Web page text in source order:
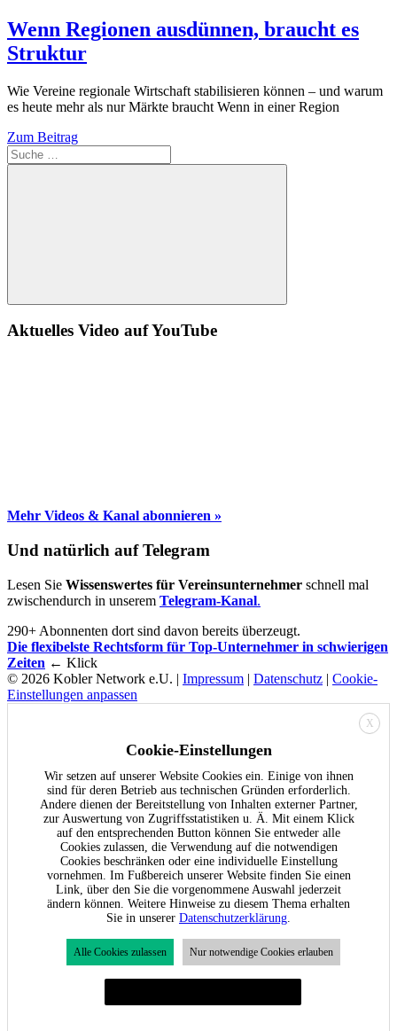
Wenn Regionen ausdünnen, braucht es
Struktur
Wie Vereine regionale Wirtschaft stabilisieren können – und warum
es heute mehr als nur Märkte braucht Wenn in einer Region
Zum Beitrag
Suche
Aktuelles Video auf YouTube
Mehr Videos & Kanal abonnieren »
Und natürlich auf Telegram
Lesen Sie Wissenswertes für Vereinsunternehmer schnell mal
zwischendurch in unserem Telegram-Kanal.
290+ Abonnenten dort sind davon bereits überzeugt.
Die flexibelste Rechtsform für Top-Unternehmer in schwierigen
Zeiten ← Klick
© 2026 Kobler Network e.U. | Impressum | Datenschutz | Cookie-
Einstellungen anpassen
X
Cookie-Einstellungen
Wir setzen auf unserer Website Cookies ein. Einige von ihnen
sind für deren Betrieb aus technischen Gründen erforderlich.
Andere dienen der Bereitstellung von Inhalten externer Partner,
zur Auswertung von Zugriffsstatistiken u. Ä. Mit einem Klick
auf den entsprechenden Button können Sie entweder alle
Cookies zulassen, die Verwendung auf die notwendigen
Cookies beschränken oder eine individuelle Einstellung
vornehmen. Im Fußbereich unserer Website finden Sie einen
Link, über den Sie die vorgenommene Auswahl jederzeit
ändern können. Weitere Hinweise zu diesem Thema erhalten
Sie in unserer Datenschutzerklärung
Alle Cookies zulassen Nur notwendige Cookies erlauben